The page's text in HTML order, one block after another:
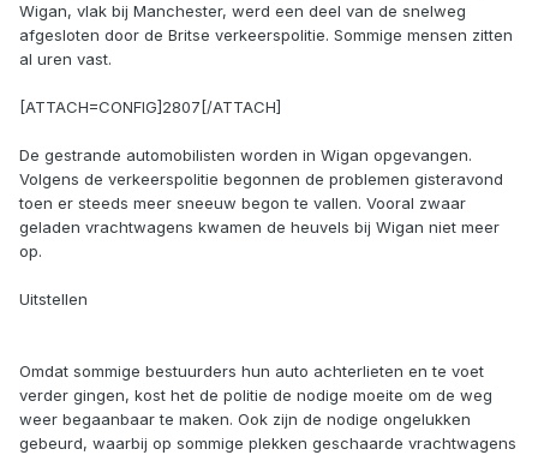
Wigan, vlak bij Manchester, werd een deel van de snelweg
afgesloten door de Britse verkeerspolitie. Sommige mensen zitten
al uren vast.
[ATTACH=CONFIG]2807[/ATTACH]
De gestrande automobilisten worden in Wigan opgevangen.
Volgens de verkeerspolitie begonnen de problemen gisteravond
toen er steeds meer sneeuw begon te vallen. Vooral zwaar
geladen vrachtwagens kwamen de heuvels bij Wigan niet meer
op.
Uitstellen
Omdat sommige bestuurders hun auto achterlieten en te voet
verder gingen, kost het de politie de nodige moeite om de weg
weer begaanbaar te maken. Ook zijn de nodige ongelukken
gebeurd, waarbij op sommige plekken geschaarde vrachtwagens